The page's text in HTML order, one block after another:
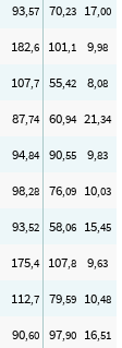
93,57 70,23 17,00
182,6 101,1 9,98
107,7 55,42 8,08
87,74 60,94 21,34
94,84 90,55 9,83
98,28 76,09 10,03
93,52 58,06 15,45
175,4 107,8 9,63
112,7 79,59 10,48
90,60 97,90 16,51